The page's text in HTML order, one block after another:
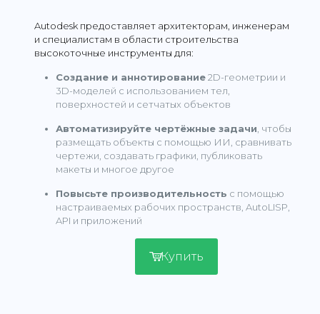
Autodesk предоставляет архитекторам, инженерам
и специалистам в области строительства
высокоточные инструменты для:
Создание и аннотирование2D-геометрии и
3D-моделей с использованием тел,
поверхностей и сетчатых объектов
Автоматизируйте чертёжные задачи, чтобы
размещать объекты с помощью ИИ, сравнивать
чертежи, создавать графики, публиковать
макеты и многое другое
Повысьте производительность с помощью
настраиваемых рабочих пространств, AutoLISP,
API и приложений
Купить